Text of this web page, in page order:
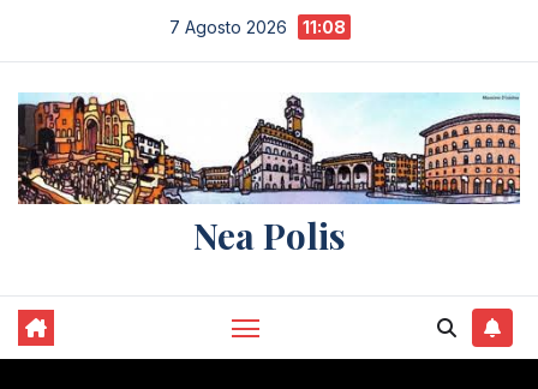
contenuto
7 Agosto 2026 11:08
Nea Polis